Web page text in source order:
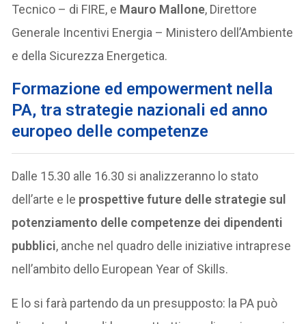
Tecnico – di FIRE, e Mauro Mallone, Direttore
Generale Incentivi Energia – Ministero dell’Ambiente
e della Sicurezza Energetica.
Formazione ed empowerment nella
PA, tra strategie nazionali ed anno
europeo delle competenze
Dalle 15.30 alle 16.30 si analizzeranno lo stato
dell’arte e le prospettive future delle strategie sul
potenziamento delle competenze dei dipendenti
pubblici, anche nel quadro delle iniziative intraprese
nell’ambito dello European Year of Skills.
E lo si farà partendo da un presupposto: la PA può